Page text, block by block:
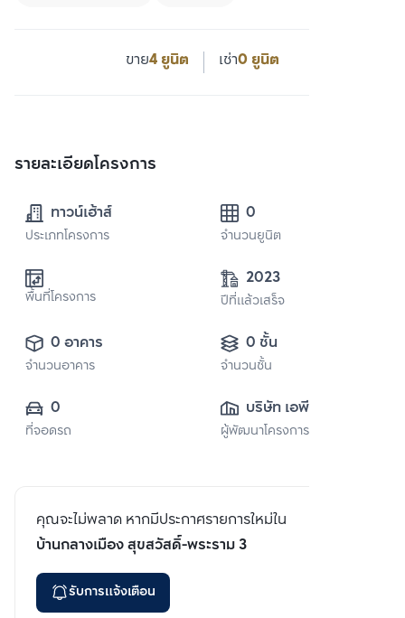
ขาย4 ยูนิต เช่า0 ยูนิต
รายละเอียดโครงการ
ทาวน์เฮ้าส์
ประเภทโครงการ
0
จำนวนยูนิต
พื้นที่โครงการ
2023
ปีที่แล้วเสร็จ
0 อาคาร
จำนวนอาคาร
0 ชั้น
จำนวนชั้น
0
ที่จอดรถ
บริษัท เอพี (ไทย
แลนด์)
ผู้พัฒนาโครงการ
คุณจะไม่พลาด หากมีประกาศรายการใหม่ใน
บ้านกลางเมือง สุขสวัสดิ์-พระราม 3
รับการแจ้งเตือน